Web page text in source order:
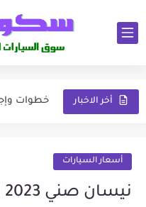
أخر الاخبار
أسعار السيارات